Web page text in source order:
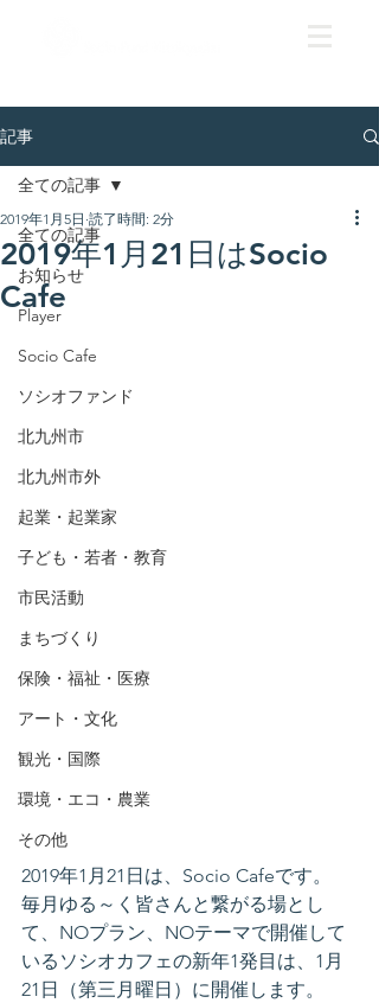
記事
全ての記事
お知らせ
Player
Socio Cafe
ソシオファンド
北九州市
北九州市外
起業・起業家
子ども・若者・教育
市民活動
まちづくり
保険・福祉・医療
アート・文化
観光・国際
環境・エコ・農業
その他
全ての記事
2019年1月21日はSocio
Cafe
2019年1月5日 読了時間: 2分
2019年1月21日は、Socio Cafeです。
毎月ゆる～く皆さんと繋がる場とし
て、NOプラン、NOテーマで開催して
いるソシオカフェの新年1発目は、1月
21日（第三月曜日）に開催します。